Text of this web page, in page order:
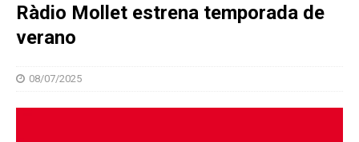
Ràdio Mollet estrena temporada de
verano
08/07/2025